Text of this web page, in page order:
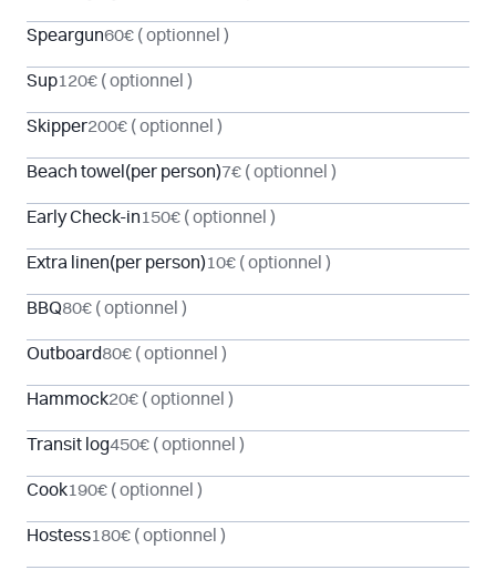
Speargun60€ ( optionnel )
Sup120€ ( optionnel )
Skipper200€ ( optionnel )
Beach towel(per person)7€ ( optionnel )
Early Check-in150€ ( optionnel )
Extra linen(per person)10€ ( optionnel )
BBQ80€ ( optionnel )
Outboard80€ ( optionnel )
Hammock20€ ( optionnel )
Transit log450€ ( optionnel )
Cook190€ ( optionnel )
Hostess180€ ( optionnel )